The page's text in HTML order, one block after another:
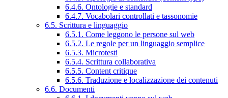
6.4.6. Ontologie e standard
6.4.7. Vocabolari controllati e tassonomie
6.5. Scrittura e linguaggio
6.5.1. Come leggono le persone sul web
6.5.2. Le regole per un linguaggio semplice
6.5.3. Microtesti
6.5.4. Scrittura collaborativa
6.5.5. Content critique
6.5.6. Traduzione e localizzazione dei contenuti
6.6. Documenti